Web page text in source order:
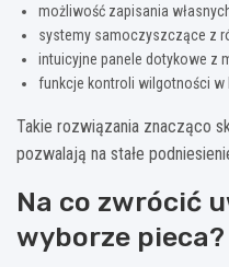
możliwość zapisania
systemy samoczyszczące z
intuicyjne panele dotykowe z
funkcje kontroli wilgotności w
Takie rozwiązania znacząco
pozwalają na stałe
Na co zwrócić
wyborze pieca?